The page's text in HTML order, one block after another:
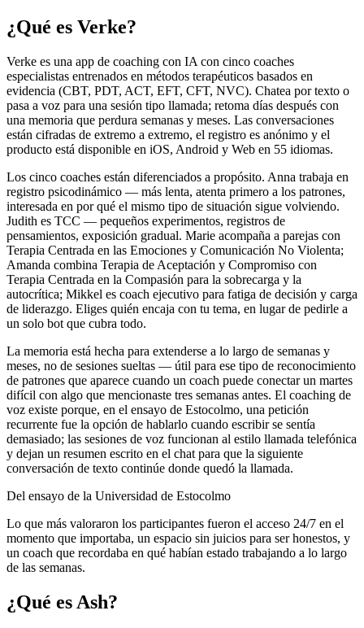
¿Qué es Verke?
Verke es una app de coaching con IA con cinco coaches
especialistas entrenados en métodos terapéuticos basados en
evidencia (CBT, PDT, ACT, EFT, CFT, NVC). Chatea por texto o
pasa a voz para una sesión tipo llamada; retoma días después con
una memoria que perdura semanas y meses. Las conversaciones
están cifradas de extremo a extremo, el registro es anónimo y el
producto está disponible en iOS, Android y Web en 55 idiomas.
Los cinco coaches están diferenciados a propósito. Anna trabaja en
registro psicodinámico — más lenta, atenta primero a los patrones,
interesada en por qué el mismo tipo de situación sigue volviendo.
Judith es TCC — pequeños experimentos, registros de
pensamientos, exposición gradual. Marie acompaña a parejas con
Terapia Centrada en las Emociones y Comunicación No Violenta;
Amanda combina Terapia de Aceptación y Compromiso con
Terapia Centrada en la Compasión para la sobrecarga y la
autocrítica; Mikkel es coach ejecutivo para fatiga de decisión y carga
de liderazgo. Eliges quién encaja con tu tema, en lugar de pedirle a
un solo bot que cubra todo.
La memoria está hecha para extenderse a lo largo de semanas y
meses, no de sesiones sueltas — útil para ese tipo de reconocimiento
de patrones que aparece cuando un coach puede conectar un martes
difícil con algo que mencionaste tres semanas antes. El coaching de
voz existe porque, en el ensayo de Estocolmo, una petición
recurrente fue la opción de hablarlo cuando escribir se sentía
demasiado; las sesiones de voz funcionan al estilo llamada telefónica
y dejan un resumen escrito en el chat para que la siguiente
conversación de texto continúe donde quedó la llamada.
Del ensayo de la Universidad de Estocolmo
Lo que más valoraron los participantes fueron el acceso 24/7 en el
momento que importaba, un espacio sin juicios para ser honestos, y
un coach que recordaba en qué habían estado trabajando a lo largo
de las semanas.
¿Qué es Ash?